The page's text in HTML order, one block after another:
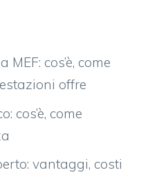
cos’è, come
offre
cos’è, come
vantaggi, costi